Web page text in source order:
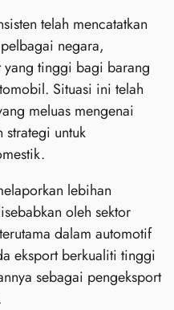
telah mencatatkan
negara,
tinggi bagi barang
Situasi ini telah
meluas mengenai
untuk
lebihan
oleh sektor
dalam automotif
eksport berkualiti tinggi
sebagai pengeksport